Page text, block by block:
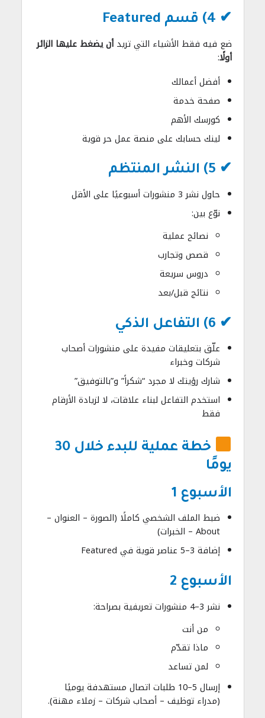
✔ 4) قسم Featured
ضع فيه فقط الأشياء التي تريدأن يضغط عليها الزائر
أولًا:
أفضل أعمالك
صفحة خدمة
كورسك الأهم
لينك حسابك على منصة عمل حر قوية
✔ 5) النشر المنتظم
حاول نشر 3 منشورات أسبوعيًا على الأقل
نوّع بين:
نصائح عملية
قصص وتجارب
دروس سريعة
نتائج قبل/بعد
✔ 6) التفاعل الذكي
علّق بتعليقات مفيدة على منشورات أصحاب
شركات وخبراء
شارك رؤيتك لا مجرد “شكراً” و”بالتوفيق”
استخدم التفاعل لبناء علاقات، لا لزيادة الأرقام
فقط
خطة عملية للبدء خلال 30
يومًا
الأسبوع 1
ضبط الملف الشخصي كاملًا (الصورة – العنوان –
About – الخبرات)
إضافة 3–5 عناصر قوية في Featured
الأسبوع 2
نشر 3–4 منشورات تعريفية بصراحة:
من أنت
ماذا تقدّم
لمن تساعد
إرسال 5–10 طلبات اتصال مستهدفة يوميًا
(مدراء توظيف – أصحاب شركات – زملاء مهنة).